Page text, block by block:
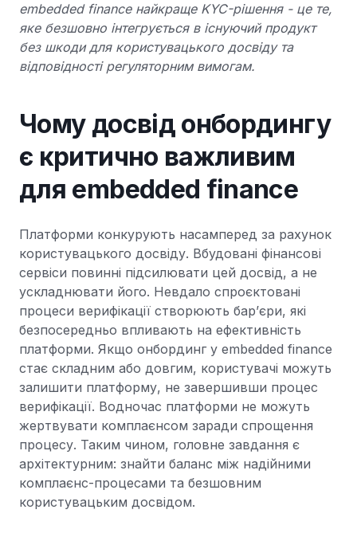
embedded finance найкраще KYC-рішення - це те,
яке безшовно інтегрується в існуючий продукт
без шкоди для користувацького досвіду та
відповідності регуляторним вимогам.
Чому досвід онбордингу
є критично важливим
для embedded finance
Платформи конкурують насамперед за рахунок
користувацького досвіду. Вбудовані фінансові
сервіси повинні підсилювати цей досвід, а не
ускладнювати його. Невдало спроєктовані
процеси верифікації створюють бар’єри, які
безпосередньо впливають на ефективність
платформи. Якщо онбординг у embedded finance
стає складним або довгим, користувачі можуть
залишити платформу, не завершивши процес
верифікації. Водночас платформи не можуть
жертвувати комплаєнсом заради спрощення
процесу. Таким чином, головне завдання є
архітектурним: знайти баланс між надійними
комплаєнс-процесами та безшовним
користувацьким досвідом.